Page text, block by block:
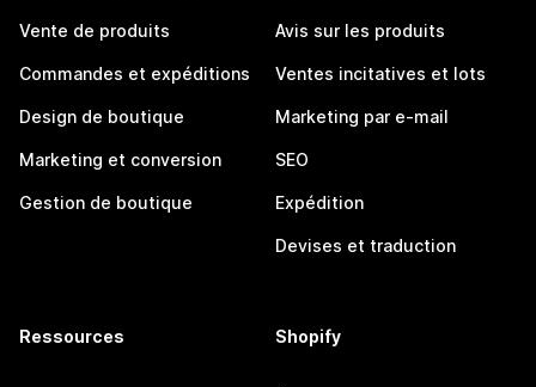
Vente de produits
Commandes et expéditions
Design de boutique
Marketing et conversion
Gestion de boutique
Avis sur les produits
Ventes incitatives et lots
Marketing par e-mail
SEO
Expédition
Devises et traduction
Ressources Shopify